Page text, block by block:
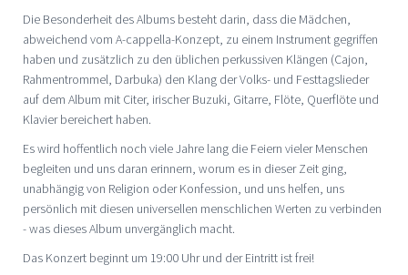
Die Besonderheit des Albums besteht darin, dass die Mädchen,
abweichend vom A-cappella-Konzept, zu einem Instrument gegriffen
haben und zusätzlich zu den üblichen perkussiven Klängen (Cajon,
Rahmentrommel, Darbuka) den Klang der Volks- und Festtagslieder
auf dem Album mit Citer, irischer Buzuki, Gitarre, Flöte, Querflöte und
Klavier bereichert haben.
Es wird hoffentlich noch viele Jahre lang die Feiern vieler Menschen
begleiten und uns daran erinnern, worum es in dieser Zeit ging,
unabhängig von Religion oder Konfession, und uns helfen, uns
persönlich mit diesen universellen menschlichen Werten zu verbinden
- was dieses Album unvergänglich macht.
Das Konzert beginnt um 19:00 Uhr und der Eintritt ist frei!